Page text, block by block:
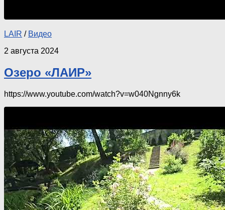
LAIR / Видео
2 августа 2024
Озеро «ЛАИР»
https://www.youtube.com/watch?v=w040Ngnny6k